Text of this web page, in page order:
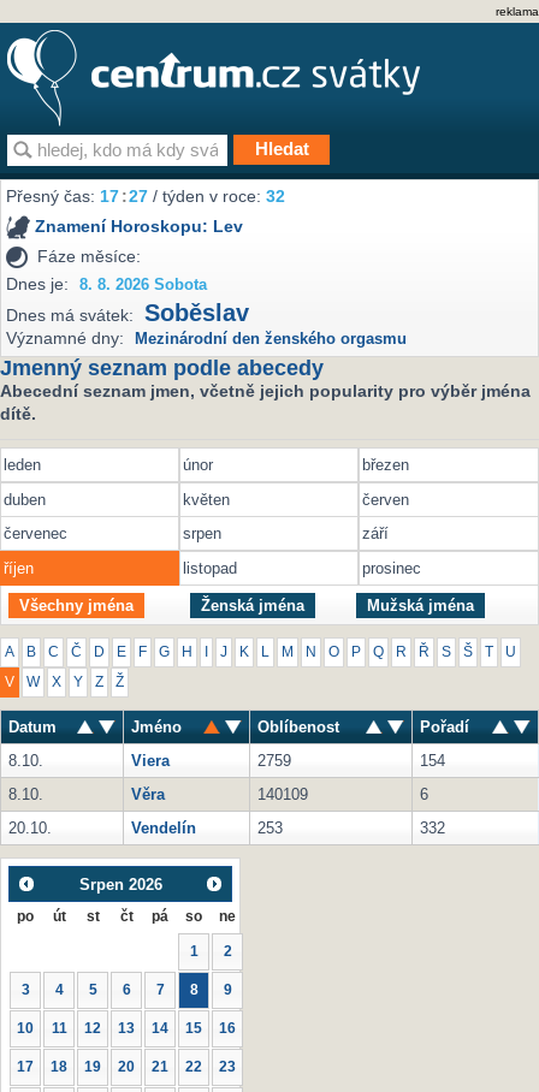
reklama
Přesný čas:17:27 / týden v roce:32
Znamení Horoskopu: Lev
Fáze měsíce:
Dnes je:
8. 8. 2026 Sobota
Dnes má svátek: Soběslav
Významné dny: Mezinárodní den ženského orgasmu
Jmenný seznam podle abecedy
Abecední seznam jmen, včetně jejich popularity pro výběr jména
dítě.
leden únor
březen
duben
květen
červen
červenec
srpen
září
říjen
listopad prosinec
Všechny jména Ženská jména Mužská jména
A B C Č D E F G H J K M N O P Q R Ř S Š U
V W X Y Z Ž
Datum Jméno Oblíbenost
Pořadí
8.10.
Viera 2759
154
8.10.
Věra 140109
6
20.10.
Vendelín 253 332
Srpen 2026
po út st čt pá so ne
1 2
3 4 5 6 7 8 9
10 11 12 13 14 15 16
17 18 19 20 21 22 23